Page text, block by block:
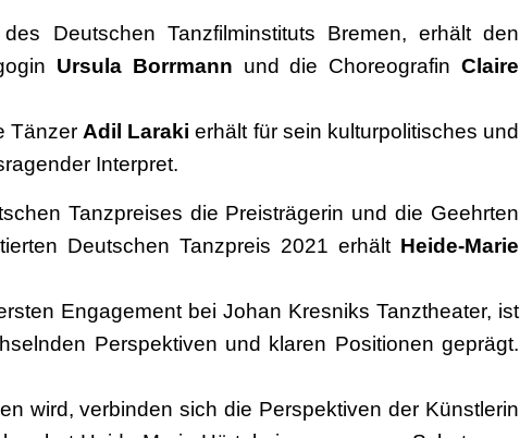
Deutschen Tanzfilminstituts Bremen, erhält den
Ursula Borrmann und die ChoreografinClaire
Tänzer Adil Laraki erhält für sein kulturpolitisches und
Interpret.
Tanzpreises die Preisträgerin und die Geehrten
Deutschen Tanzpreis 2021 erhält Heide-Marie
Engagement bei Johan Kresniks Tanztheater, ist
Perspektiven und klaren Positionen geprägt.
wird, verbinden sich die Perspektiven der Künstlerin